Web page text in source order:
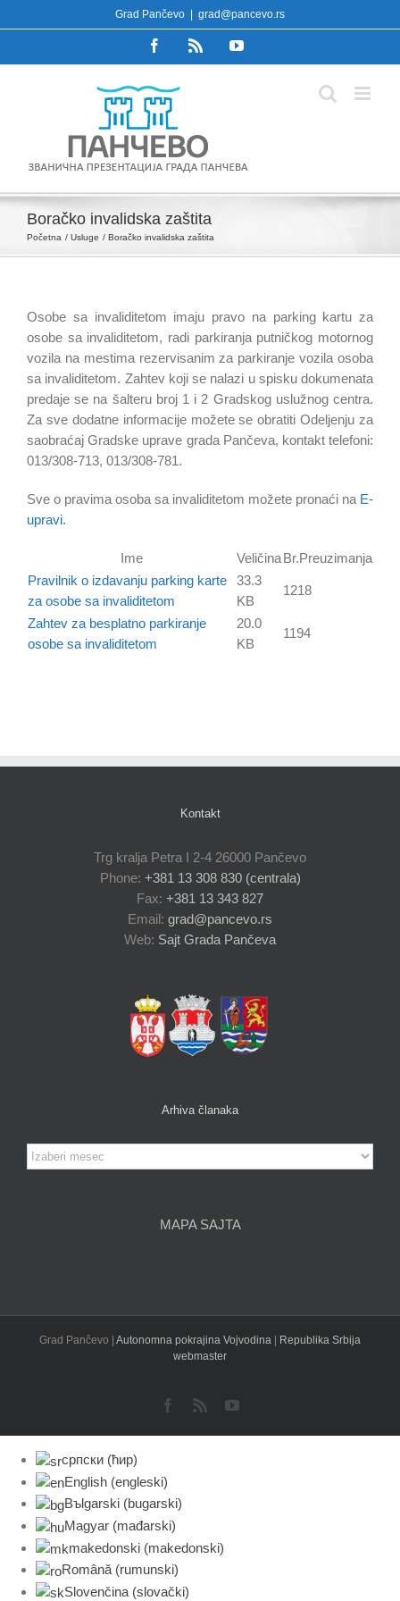
to
Grad Pančevo grad@pancevo.rs
FacebookRss YouTube
Boračko invalidska zaštita
Početna Usluge Boračko invalidska zaštita
Osobe sa invaliditetom imaju pravo na parking kartu za
osobe sa invaliditetom, radi parkiranja putničkog motornog
vozila na mestima rezervisanim za parkiranje vozila osoba
sa invaliditetom. Zahtev koji se nalazi u spisku dokumenata
predaje se na šalteru broj 1 i 2 Gradskog uslužnog centra.
Za sve dodatne informacije možete se obratiti Odeljenju za
saobraćaj Gradske uprave grada Pančeva, kontakt telefoni:
013/308-713, 013/308-781.
Sve o pravima osoba sa invaliditetom možete pronaći na E-
upravi.
Ime VeličinaBr.Preuzimanja
Pravilnik o izdavanju parking karte
za osobe sa invaliditetom
33.3
KB
1218
Zahtev za besplatno parkiranje
osobe sa invaliditetom
20.0
KB
1194
Kontakt
Trg kralja Petra I 2-4 26000 Pančevo
Phone: +381 13 308 830 (centrala)
Fax: +381 13 343 827
Email: grad@pancevo.rs
Web: Sajt Grada Pančeva
Arhiva članaka
Arhiva
članaka
MAPA SAJTA
Grad Pančevo | Autonomna pokrajina Vojvodina
Republika Srbija
webmaster
Facebook
Rss YouTube
српски (ћир)
English (engleski)
Bъlgarski (bugarski)
Magyar (mađarski)
makedonski (makedonski)
Română (rumunski)
Slovenčina (slovački)